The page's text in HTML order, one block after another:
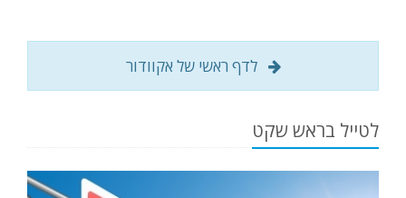
לדף ראשי של אקוודור
לטייל בראש שקט